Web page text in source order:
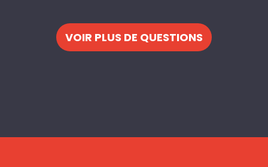
VOIR PLUS DE QUESTIONS